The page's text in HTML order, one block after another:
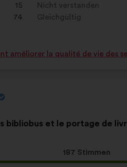
15
74
eingeordnet
in:
Nicht verstanden
:mal
Gleichgültig
:mal
améliorer la qualité de vie des
bibliobus et le portage de
Dieser
Vorschlag
187 Stimmen